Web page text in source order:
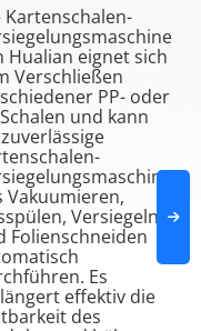
Kartenschalen-
Hualian eignet sich
Verschließen
PP- oder
und kann
Vakuumieren,
Versiegeln
Folienschneiden
Es
effektiv die
des